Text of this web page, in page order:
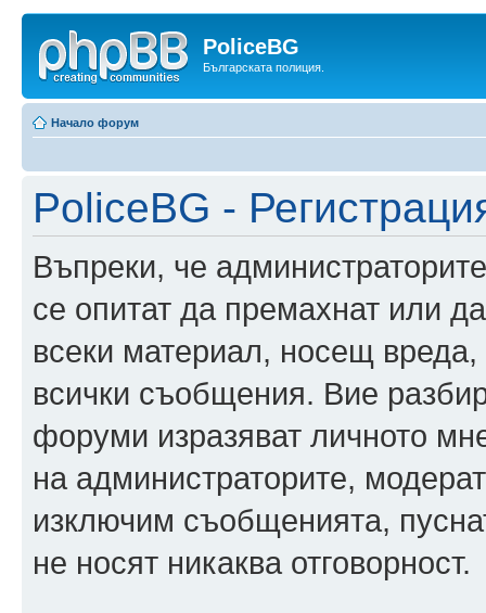
PoliceBG
Българската полиция.
Начало форум
PoliceBG -
Въпреки, че
се опитат да премахнат или
всеки материал, носещ
всички съобщения. Вие
форуми изразяват личното
на администраторите,
изключим съобщенията,
не носят никаква отговорност.